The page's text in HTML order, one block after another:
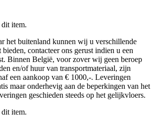
item.
het buitenland kunnen wij u verschillende
contacteer ons gerust indien u een
Binnen België, voor zover wij geen beroep
en/of huur van transportmateriaal, zijn
een aankoop van € 1000,-. Leveringen
maar onderhevig aan de beperkingen van het
geschieden steeds op het gelijkvloers.
item.